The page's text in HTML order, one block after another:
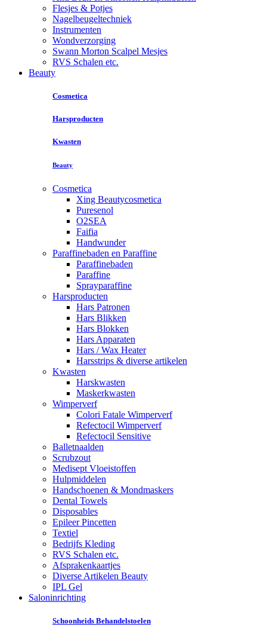
Flesjes & Potjes
Nagelbeugeltechniek
Instrumenten
Wondverzorging
Swann Morton Scalpel Mesjes
RVS Schalen etc.
Beauty
Cosmetica
Harsproducten
Kwasten
Beauty
Cosmetica
Xing Beautycosmetica
Puresenol
O2SEA
Faifia
Handwunder
Paraffinebaden en Paraffine
Paraffinebaden
Paraffine
Sprayparaffine
Harsproducten
Hars Patronen
Hars Blikken
Hars Blokken
Hars Apparaten
Hars / Wax Heater
Harsstrips & diverse artikelen
Kwasten
Harskwasten
Maskerkwasten
Wimperverf
Colori Fatale Wimperverf
Refectocil Wimperverf
Refectocil Sensitive
Balletnaalden
Scrubzout
Medisept Vloeistoffen
Hulpmiddelen
Handschoenen & Mondmaskers
Dental Towels
Disposables
Epileer Pincetten
Textiel
Bedrijfs Kleding
RVS Schalen etc.
Afsprakenkaartjes
Diverse Artikelen Beauty
IPL Gel
Saloninrichting
Schoonheids Behandelstoelen